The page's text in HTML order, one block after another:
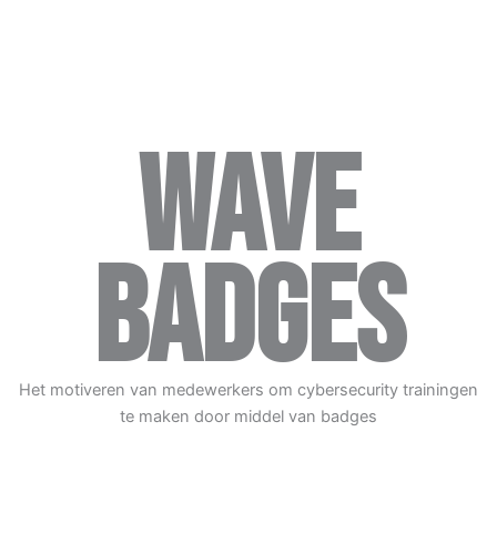
Wave
Badges
Het motiveren van medewerkers om cybersecurity trainingen
te maken door middel van badges